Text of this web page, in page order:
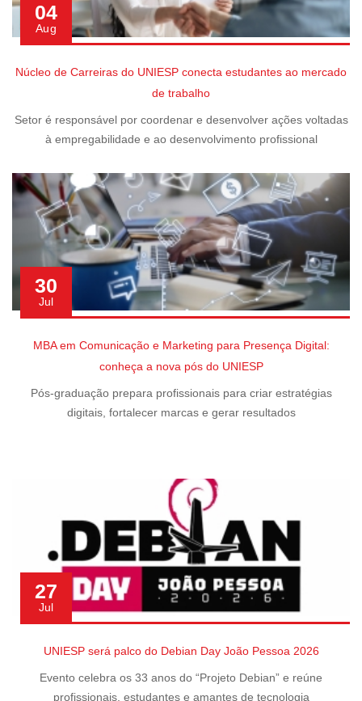
04
Aug
Núcleo de Carreiras do UNIESP conecta estudantes ao mercado
de trabalho
Setor é responsável por coordenar e desenvolver ações voltadas
à empregabilidade e ao desenvolvimento profissional
30
Jul
MBA em Comunicação e Marketing para Presença Digital:
conheça a nova pós do UNIESP
Pós-graduação prepara profissionais para criar estratégias
digitais, fortalecer marcas e gerar resultados
27
Jul
UNIESP será palco do Debian Day João Pessoa 2026
Evento celebra os 33 anos do “Projeto Debian” e reúne
profissionais, estudantes e amantes de tecnologia